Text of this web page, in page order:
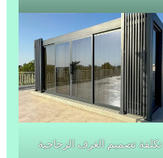
تكلفة تصميم الغرف الزجاجية